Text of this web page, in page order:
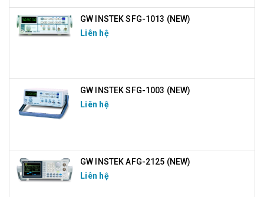
GW INSTEK SFG-1013 (NEW)
Liên hệ
GW INSTEK SFG-1003 (NEW)
Liên hệ
GW INSTEK AFG-2125 (NEW)
Liên hệ